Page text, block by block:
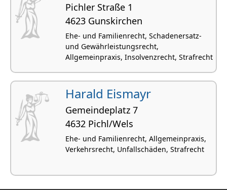
Pichler Straße 1
4623 Gunskirchen
Ehe- und Familienrecht, Schadenersatz-
und Gewährleistungsrecht,
Allgemeinpraxis, Insolvenzrecht, Strafrecht
Harald Eismayr
Gemeindeplatz 7
4632 Pichl/Wels
Ehe- und Familienrecht, Allgemeinpraxis,
Verkehrsrecht, Unfallschäden, Strafrecht